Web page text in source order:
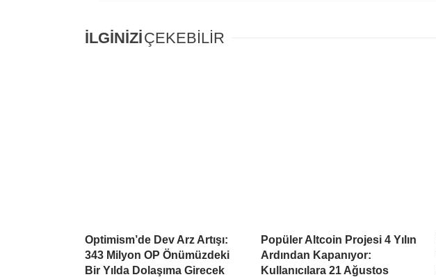
İLGİNİZİÇEKEBİLİR
Optimism’de Dev Arz Artışı:
343 Milyon OP Önümüzdeki
Bir Yılda Dolaşıma Girecek
Popüler Altcoin Projesi 4 Yılın
Ardından Kapanıyor:
Kullanıcılara 21 Ağustos